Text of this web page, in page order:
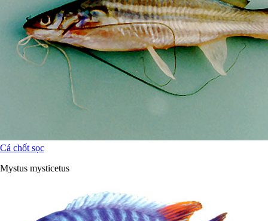
Cá chốt sọc
Mystus mysticetus